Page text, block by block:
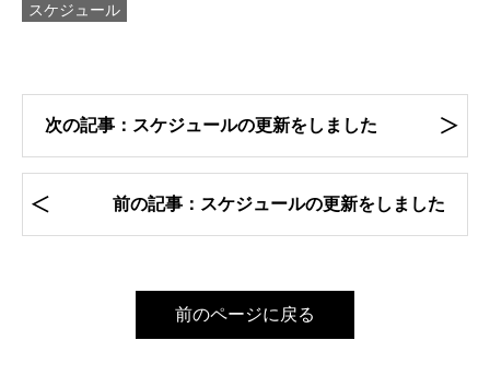
スケジュール
次の記事：スケジュールの更新をしました
前の記事：スケジュールの更新をしました
前のページに戻る